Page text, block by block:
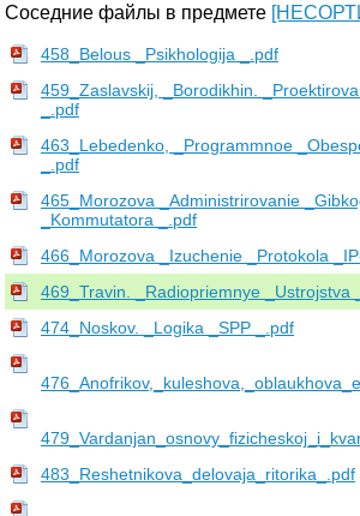
Соседние файлы в предмете
458_Belous _Psikhologija _.pdf
459_Zaslavskij, _Borodikhin.
_.pdf
463_Lebedenko, _Programmnoe
_.pdf
465_Morozova _Administrirovanie
_Kommutatora _.pdf
466_Morozova _Izuchenie _Protokola
469_Travin. _Radiopriemnye _Ustrojstva
474_Noskov. _Logika _SPP _.pdf
483_Reshetnikova_delovaja_ritorika_.pdf